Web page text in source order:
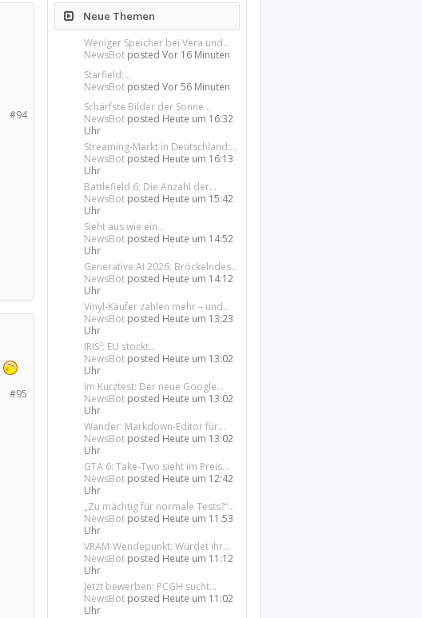
#94
#95
Neue Themen
Weniger Speicher bei Vera und...
NewsBot postedVor 16 Minuten
Starfield:...
NewsBot postedVor 56 Minuten
Schärfste Bilder der Sonne...
NewsBot posted Heute um 16:32
Uhr
Streaming-Markt in Deutschland:...
NewsBot posted Heute um 16:13
Uhr
Battlefield 6: Die Anzahl der...
NewsBot posted Heute um 15:42
Uhr
Sieht aus wie ein...
NewsBot posted Heute um 14:52
Uhr
Generative AI 2026: Bröckelndes...
NewsBot posted Heute um 14:12
Uhr
Vinyl-Käufer zahlen mehr – und...
NewsBot posted Heute um 13:23
Uhr
IRIS²: EU stockt...
NewsBot posted Heute um 13:02
Uhr
Im Kurztest: Der neue Google...
NewsBot posted Heute um 13:02
Uhr
Wander: Markdown-Editor für...
NewsBot posted Heute um 13:02
Uhr
GTA 6: Take-Two sieht im Preis...
NewsBot posted Heute um 12:42
Uhr
„Zu mächtig für normale Tests?“...
NewsBot posted Heute um 11:53
Uhr
VRAM-Wendepunkt: Würdet ihr...
NewsBot posted Heute um 11:12
Uhr
Jetzt bewerben: PCGH sucht...
NewsBot posted Heute um 11:02
Uhr